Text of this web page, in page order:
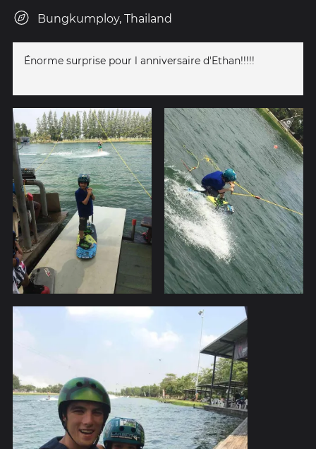
Bungkumploy, Thailand
Énorme surprise pour l anniversaire d'Ethan!!!!!